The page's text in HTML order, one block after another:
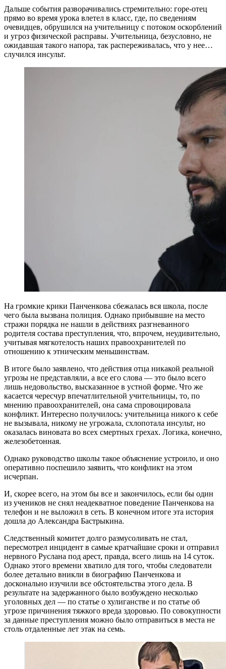
Дальше события разворачивались стремительно: горе-отец
прямо во время урока влетел в класс, где, по сведениям
очевидцев, обрушился на учительницу с потоком оскорблений
и угроз физической расправы. Учительница, безусловно, не
ожидавшая такого напора, так распереживалась, что у нее…
случился инсульт.
На громкие крики Панченкова сбежалась вся школа, после
чего была вызвана полиция. Однако прибывшие на место
стражи порядка не нашли в действиях разгневанного
родителя состава преступления, что, впрочем, неудивительно,
учитывая мягкотелость наших правоохранителей по
отношению к этническим меньшинствам.
В итоге было заявлено, что действия отца никакой реальной
угрозы не представляли, а все его слова — это было всего
лишь недовольство, высказанное в устной форме. Что же
касается чересчур впечатлительной учительницы, то, по
мнению правоохранителей, она сама спровоцировала
конфликт. Интересно получилось: учительница никого к себе
не вызывала, никому не угрожала, схлопотала инсульт, но
оказалась виновата во всех смертных грехах. Логика, конечно,
железобетонная.
Однако руководство школы такое объяснение устроило, и оно
оперативно поспешило заявить, что конфликт на этом
исчерпан.
И, скорее всего, на этом бы все и закончилось, если бы один
из учеников не снял неадекватное поведение Панченкова на
телефон и не выложил в сеть. В конечном итоге эта история
дошла до Александра Бастрыкина.
Следственный комитет долго размусоливать не стал,
пересмотрел инцидент в самые кратчайшие сроки и отправил
нервного Руслана под арест, правда, всего лишь на 14 суток.
Однако этого времени хватило для того, чтобы следователи
более детально вникли в биографию Панченкова и
досконально изучили все обстоятельства этого дела. В
результате на задержанного было возбуждено несколько
уголовных дел — по статье о хулиганстве и по статье об
угрозе причинения тяжкого вреда здоровью. По совокупности
за данные преступления можно было отправиться в места не
столь отдаленные лет этак на семь.